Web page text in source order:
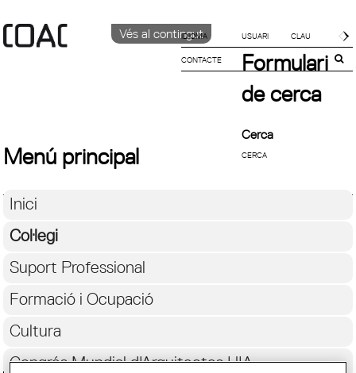
Vés al contingut
IDIOMA
CATALÀ
CONTACTE
Formulari
de cerca
Cerca
Menú principal
Inici
Col·legi
Suport Professional
Formació i Ocupació
Cultura
Congrés Mundial d'Arquitectes UIA